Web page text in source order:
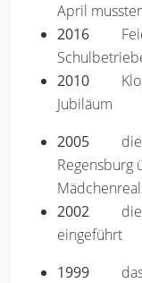
April
2016
2010
Jubiläum
2005
Regensburg
2002
eingeführt
1999